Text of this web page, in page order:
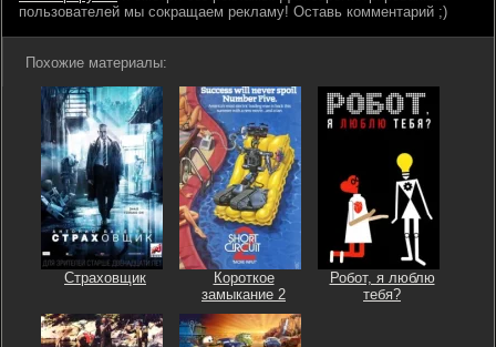
пользователей мы сокращаем рекламу! Оставь комментарий ;)
Похожие материалы:
Страховщик
Короткое
замыкание 2
Робот, я люблю
тебя?